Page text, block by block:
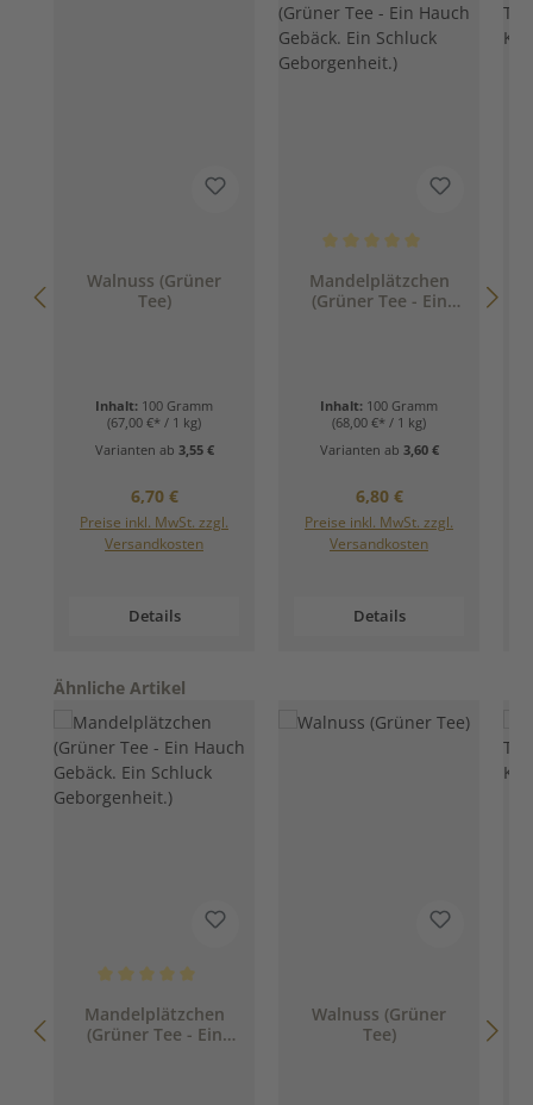
Walnuss (Grüner
Tee)
Inhalt: 100 Gramm
(67,00 €* / 1 kg)
Varianten ab 3,55 €
Regulärer Preis:
6,70 €
Preise inkl. MwSt. zzgl.
Versandkosten
Details
Mandelplätzchen
(Grüner Tee - Ein
Inhalt: 100 Gramm
(68,00 €* / 1 kg)
Varianten ab 3,60 €
Regulärer Preis:
6,80 €
Preise inkl. MwSt. zzgl.
Versandkosten
Details
Produktgalerie überspringen
Ähnliche Artikel
Mandelplätzchen
(Grüner Tee - Ein
Walnuss (Grüner
Tee)